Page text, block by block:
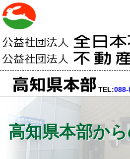
TEL:088-
高知県本部か